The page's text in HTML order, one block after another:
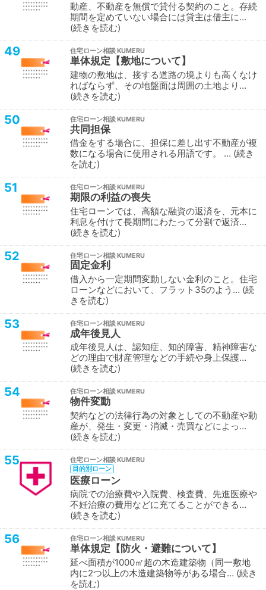
動産、不動産を無償で貸付る契約のこと。存続
期間を定めていない場合には貸主は借主に…
続きを読む
49 住宅ローン相談
単体規定【敷地について】
建物の敷地は、接する道路の境よりも高くなけ
ればならず、その地盤面は周囲の土地より…
続きを読む
50 住宅ローン相談
共同担保
借金をする場合に、担保に差し出す不動産が複
数になる場合に使用される用語です。 … 続き
を読む
51 住宅ローン相談
期限の利益の喪失
住宅ローンでは、高額な融資の返済を、元本に
利息を付けて長期間にわたって分割で返済…
続きを読む
52 住宅ローン相談
固定金利
借入から一定期間変動しない金利のこと。住宅
ローンなどにおいて、フラット35のよう… 続
きを読む
53 住宅ローン相談
成年後見人
成年後見人は、認知症、知的障害、精神障害な
どの理由で財産管理などの手続や身上保護…
続きを読む
54 住宅ローン相談
物件変動
契約などの法律行為の対象としての不動産や動
産が、発生・変更・消滅・売買などによっ…
続きを読む
55
住宅ローン相談
目的別ローン
医療ローン
病院での治療費や入院費、検査費、先進医療や
不妊治療の費用などに充てることができる…
続きを読む
56 住宅ローン相談
単体規定【防火・避難について】
延べ面積が1000㎡超の木造建築物（同一敷地
内に2つ以上の木造建築物等がある場合… 続き
を読む